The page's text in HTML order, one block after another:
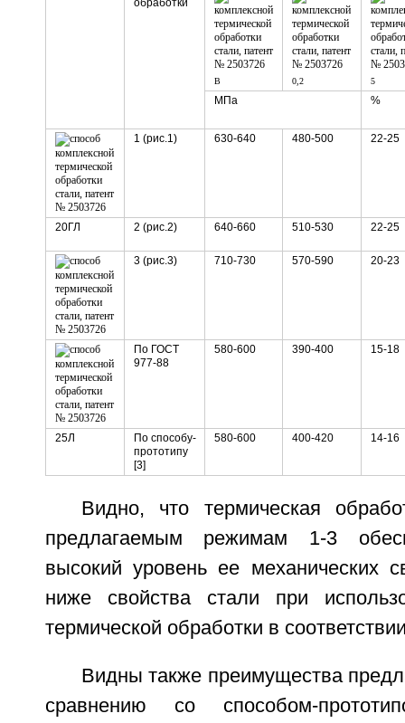
обработки
B 0,2 5
МПа %
1 (рис.1) 630-640 480-500 22-25
20ГЛ 2 (рис.2) 640-660 510-530 22-25
3 (рис.3) 710-730 570-590 20-23
По ГОСТ
977-88
580-600 390-400 15-18
25Л
По способу-
прототипу
[3]
580-600 400-420 14-16
Видно, что термическая
предлагаемым режимам 1-3
высокий уровень ее механических
ниже свойства стали при
термической обработки в
Видны также преимущества
сравнению со способом-